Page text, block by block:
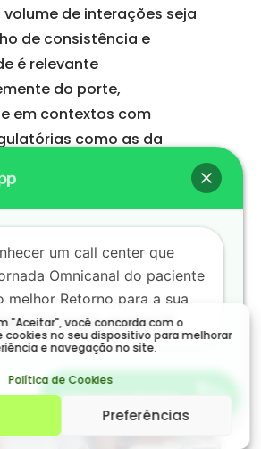
"Aceitar", você concorda com o
no seu dispositivo para melhorar
e navegação no site.
Política de Cookies
Preferências
de interações seja
de consistência e
é relevante
do porte,
em contextos com
como as da
como
estratégica
um call center que
Omnicanal do paciente
melhor Retorno para a sua
com nossa equipe! 😉
Falar com Vendas